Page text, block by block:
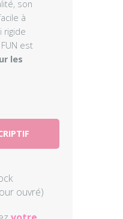
son
à
rigide
est
les
ouvré)